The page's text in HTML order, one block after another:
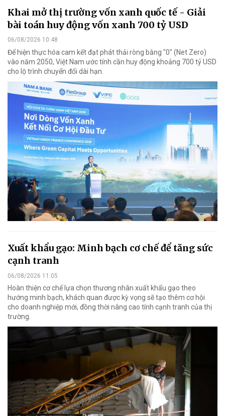
Khai mở thị trường vốn xanh quốc tế - Giải
bài toán huy động vốn xanh 700 tỷ USD
06/08/2026 10:48
Để hiện thực hóa cam kết đạt phát thải ròng bằng "0" (Net Zero)
vào năm 2050, Việt Nam ước tính cần huy động khoảng 700 tỷ USD
cho lộ trình chuyển đổi dài hạn.
Xuất khẩu gạo: Minh bạch cơ chế để tăng sức
cạnh tranh
06/08/2026 11:05
Hoàn thiện cơ chế lựa chọn thương nhân xuất khẩu gạo theo
hướng minh bạch, khách quan được kỳ vọng sẽ tạo thêm cơ hội
cho doanh nghiệp mới, đồng thời nâng cao tính cạnh tranh của thị
trường.